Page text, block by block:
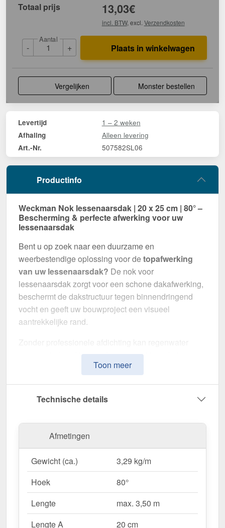
Totaal prijs 13,03€
incl. BTW, excl. Verzendkosten
-
Aantal
+ Plaats in winkelwagen
Vergelijken Monster bestellen
Levertijd 1 – 2 weken
Afhaling Alleen levering
Art.-Nr. 507582SL06
Productinfo
Weckman Nok lessenaarsdak | 20 x 25 cm | 80° –
Bescherming & perfecte afwerking voor uw
lessenaarsdak
Bent u op zoek naar een duurzame en
weerbestendige oplossing voor detopafwerking
van uw lessenaarsdak? De nok voor
lessenaarsdak zorgt voor een schone dakafwerking,
beschermt de dakstructuur tegen binnendringend
vocht en geeft uw bouwproject een visueel
aantrekkelijke rand.
ongecontroleerd binnendringen, met langdurige
schade aan de dakstructuur en gevel tot gevolg. Dit
stabiliseren. Het maakt indruk met zijn eenvoudige
Gemaakt vanStaalmet een
mm, biedt dit zetwerk een hoge stabiliteit. Delengte
van max. 3,50 m
kunt u deze gemakkelijk aan uw
coatingin Roodbruin (RAL 8012)
materiaal permanent beschermd tegen corrosie.
Toon meer
Technische details
Afmetingen
Gewicht (ca.)
3,29 kg/m
Hoek
80°
Lengte
max. 3,50 m
Lengte A
20 cm